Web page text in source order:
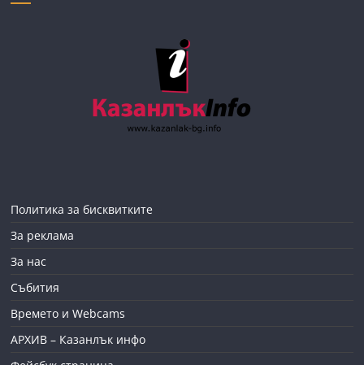
Политика за бисквитките
За реклама
За нас
Събития
Времето и Webcams
АРХИВ – Казанлък инфо